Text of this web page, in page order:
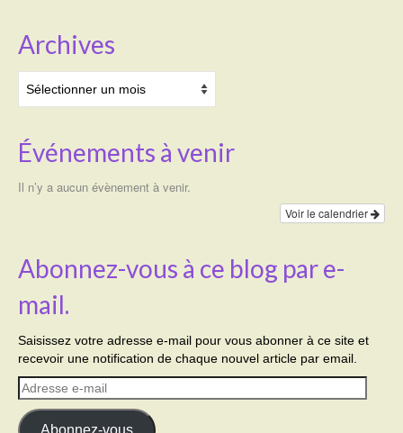
Archives
Événements à venir
Il n’y a aucun évènement à venir.
Voir le calendrier
Abonnez-vous à ce blog par e-
mail.
Saisissez votre adresse e-mail pour vous abonner à ce site et
recevoir une notification de chaque nouvel article par email.
Adresse
e-
mail